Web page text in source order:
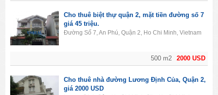
2000 USD
500 m2
Cho thuê biệt thự quận 2, mặt tiền đường số 7
giá 45 triệu.
Đường Số 7, An Phú, Quận 2, Ho Chi Minh, Vietnam
Cho thuê nhà đường Lương Định Của, Quận 2,
giá 2000 USD